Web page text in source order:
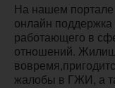
На нашем портале
онлайн поддержка
работающего в
отношений.
жалобы в ГЖИ, а